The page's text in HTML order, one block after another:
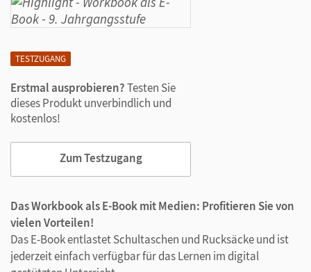
TESTZUGANG
Erstmal ausprobieren?Testen Sie
dieses Produkt unverbindlich und
kostenlos!
Zum Testzugang
Das Workbook als E-Book mit Medien: Profitieren Sie von
vielen Vorteilen!
Das E-Book entlastet Schultaschen und Rucksäcke und ist
jederzeit einfach verfügbar für das Lernen im digital